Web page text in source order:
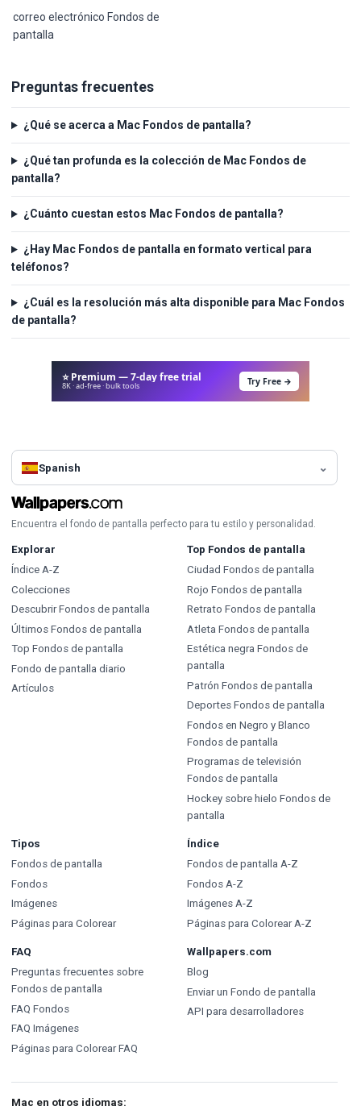
correo electrónico Fondos de
pantalla
Preguntas frecuentes
¿Qué se acerca a Mac Fondos de pantalla?
¿Qué tan profunda es la colección de Mac Fondos de
pantalla?
¿Cuánto cuestan estos Mac Fondos de pantalla?
¿Hay Mac Fondos de pantalla en formato vertical para
teléfonos?
¿Cuál es la resolución más alta disponible para Mac Fondos
de pantalla?
⭐ Premium — 7-day free trial
8K · ad-free · bulk tools Try Free →
Spanish
Encuentra el fondo de pantalla perfecto para tu estilo y personalidad.
Explorar
Índice A-Z
Colecciones
Descubrir Fondos de pantalla
Últimos Fondos de pantalla
Top Fondos de pantalla
Fondo de pantalla diario
Artículos
Top Fondos de pantalla
Ciudad Fondos de pantalla
Rojo Fondos de pantalla
Retrato Fondos de pantalla
Atleta Fondos de pantalla
Estética negra Fondos de
pantalla
Patrón Fondos de pantalla
Deportes Fondos de pantalla
Fondos en Negro y Blanco
Fondos de pantalla
Programas de televisión
Fondos de pantalla
Hockey sobre hielo Fondos de
pantalla
Tipos
Fondos de pantalla
Fondos
Imágenes
Páginas para Colorear
Índice
Fondos de pantalla A-Z
Fondos A-Z
Imágenes A-Z
Páginas para Colorear A-Z
FAQ
Preguntas frecuentes sobre
Fondos de pantalla
FAQ Fondos
FAQ Imágenes
Páginas para Colorear FAQ
Wallpapers.com
Blog
Enviar un Fondo de pantalla
API para desarrolladores
Mac en otros idiomas: